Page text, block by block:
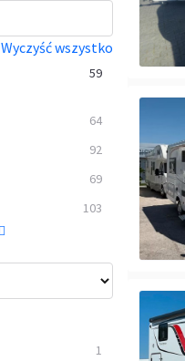
Wyczyść wszystko
59
1
10
4
1
10
1
27
64
92
69
103
1